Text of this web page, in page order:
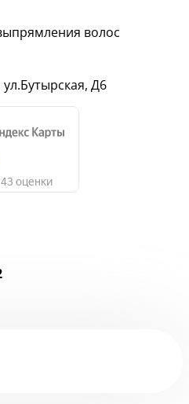
волос
ул.Бутырская, Д6